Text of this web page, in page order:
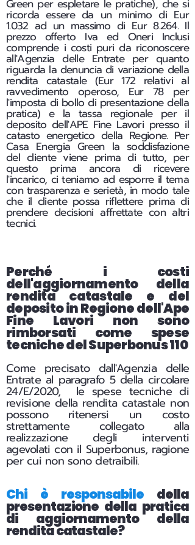
Green per espletare le pratiche), che si
ricorda essere da un minimo di Eur
1.032 ad un massimo di Eur 8.264. Il
prezzo offerto Iva ed Oneri Inclusi
comprende i costi puri da riconoscere
all'Agenzia delle Entrate per quanto
riguarda la denuncia di variazione della
rendita catastale (Eur 172 relativi al
ravvedimento operoso, Eur 78 per
l'imposta di bollo di presentazione della
pratica) e la tassa regionale per il
deposito dell'APE Fine Lavori presso il
catasto energetico della Regione. Per
Casa Energia Green la soddisfazione
del cliente viene prima di tutto, per
questo prima ancora di ricevere
l'incarico, ci teniamo ad esporre il tema
con trasparenza e serietà, in modo tale
che il cliente possa riflettere prima di
prendere decisioni affrettate con altri
tecnici.
Perché i costi
dell'aggiornamento della
rendita catastale e del
deposito in Regione dell'Ape
Fine Lavori non sono
rimborsati come spese
tecniche del Superbonus 110
Come precisato dall'Agenzia delle
Entrate al paragrafo 5 della circolare
24/E/2020, le spese tecniche di
revisione della rendita catastale non
possono ritenersi un costo
strettamente collegato alla
realizzazione degli interventi
agevolati con il Superbonus, ragione
per cui non sono detraibili.
Chi è responsabiledella
presentazione della pratica
di aggiornamento della
rendita catastale?